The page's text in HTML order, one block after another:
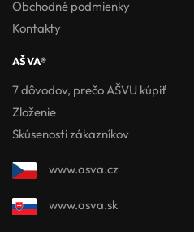
Obchodné podmienky
Kontakty
AŠVA®
7 dôvodov, prečo AŠVU kúpiť
Zloženie
Skúsenosti zákazníkov
www.asva.cz
www.asva.sk